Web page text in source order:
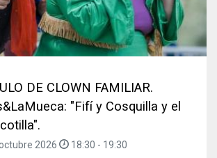
DE CLOWN FAMILIAR.
"Fifí y Cosquilla y el
2026 18:30 - 19:30